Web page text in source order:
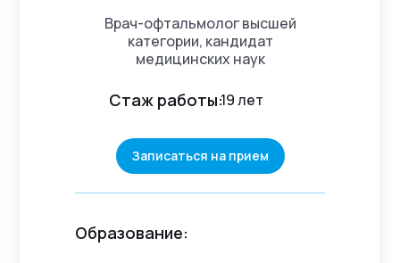
Врач-офтальмолог высшей
категории, кандидат
медицинских наук
Записаться на прием
Образование:
Стаж работы:19 лет